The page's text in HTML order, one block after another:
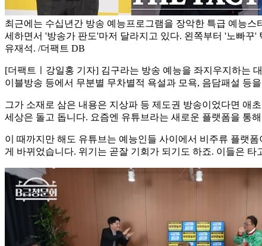
최근에는 수십년간 방송 예능프로그램을 장악한 특급 예능스
세하면서 '방송가 판도'마저 달라지고 있다. 왼쪽부터 '노빠꾸'
유재석. /더팩트 DB
[더팩트ㅣ강일홍 기자] 김구라는 방송 예능을 좌지우지하는
이블방송 등에서 무분별 무차별적 욕설과 모욕, 음담패설 등
그가 소재로 삼은 내용은 지상파 등 제도권 방송이었다면 애
세상은 돌고 돕니다. 요즘엔 유튜브라는 새로운 플랫폼을 통
이 때까지만 해도 유튜브는 예능인들 사이에서 비주류 플랫
게 바뀌었습니다. 위기는 곧잘 기회가 되기도 하죠. 이들은